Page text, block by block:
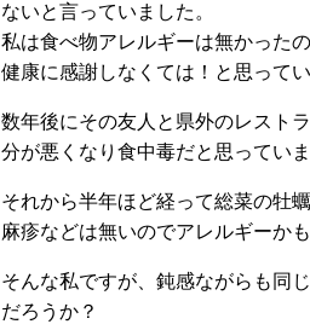
ないと言っていました。
私は食べ物アレルギーは無かった
健康に感謝しなくては！と思ってい
数年後にその友人と県外のレスト
分が悪くなり食中毒だと思っていま
それから半年ほど経って総菜の牡
麻疹などは無いのでアレルギーか
そんな私ですが、鈍感ながらも同
だろうか？